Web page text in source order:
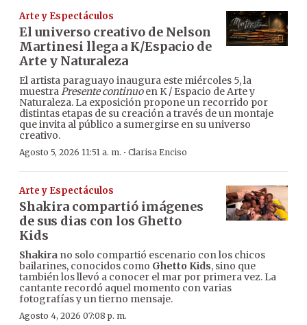
Arte y Espectáculos
El universo creativo de Nelson
Martinesi llega a K/Espacio de
Arte y Naturaleza
El artista paraguayo inaugura este miércoles 5, la
muestraPresente continuoen K / Espacio de Arte y
Naturaleza. La exposición propone un recorrido por
distintas etapas de su creación a través de un montaje
que invita al público a sumergirse en su universo
creativo.
Agosto 5, 2026 11:51 a. m. · Clarisa Enciso
Arte y Espectáculos
Shakira compartió imágenes
de sus dias con los Ghetto
Kids
Shakira no solo compartió escenario con los chicos
bailarines, conocidos como Ghetto Kids, sino que
también los llevó a conocer el mar por primera vez. La
cantante recordó aquel momento con varias
fotografías y un tierno mensaje.
Agosto 4, 2026 07:08 p. m.